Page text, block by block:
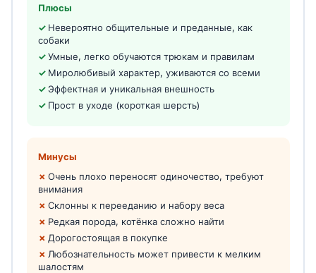
Плюсы
Невероятно общительные и преданные, как
собаки
Умные, легко обучаются трюкам и правилам
Миролюбивый характер, уживаются со всеми
Эффектная и уникальная внешность
Прост в уходе (короткая шерсть)
Минусы
Очень плохо переносят одиночество, требуют
внимания
Склонны к перееданию и набору веса
Редкая порода, котёнка сложно найти
Дорогостоящая в покупке
Любознательность может привести к мелким
шалостям